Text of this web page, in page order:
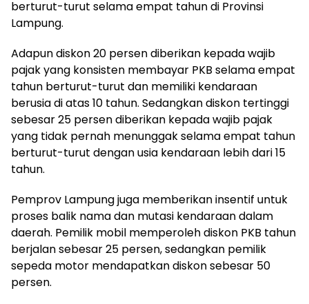
berturut-turut selama empat tahun di Provinsi
Lampung.
Adapun diskon 20 persen diberikan kepada wajib
pajak yang konsisten membayar PKB selama empat
tahun berturut-turut dan memiliki kendaraan
berusia di atas 10 tahun. Sedangkan diskon tertinggi
sebesar 25 persen diberikan kepada wajib pajak
yang tidak pernah menunggak selama empat tahun
berturut-turut dengan usia kendaraan lebih dari 15
tahun.
Pemprov Lampung juga memberikan insentif untuk
proses balik nama dan mutasi kendaraan dalam
daerah. Pemilik mobil memperoleh diskon PKB tahun
berjalan sebesar 25 persen, sedangkan pemilik
sepeda motor mendapatkan diskon sebesar 50
persen.